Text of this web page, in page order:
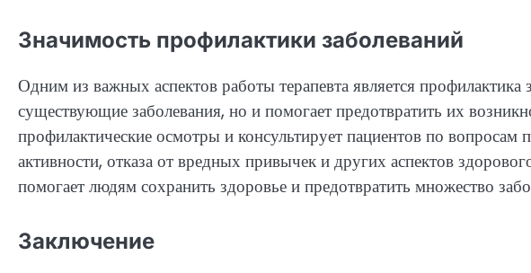
Значимость профилактики заболеваний
Одним из важных аспектов работы терапевта является
существующие заболевания, но и помогает предотвратить их
профилактические осмотры и консультирует пациентов по вопросам
активности, отказа от вредных привычек и других аспектов
помогает людям сохранить здоровье и предотвратить множество
Заключение